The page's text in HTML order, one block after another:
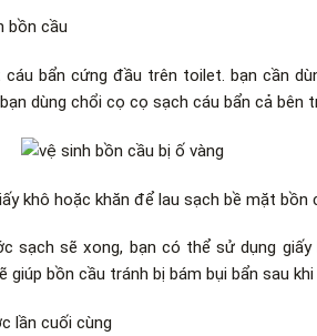
bồn cầu
bẩn cứng đầu trên toilet. bạn cần
dùng chổi cọ cọ sạch cáu bẩn cả bên
khô hoặc khăn để lau sạch bề mặt bồn
sạch sẽ xong, bạn có thể sử dụng
giúp bồn cầu tránh bị bám bụi bẩn sau
lần cuối cùng